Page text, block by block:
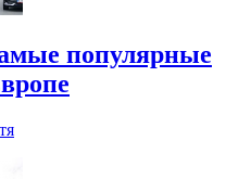
популярные